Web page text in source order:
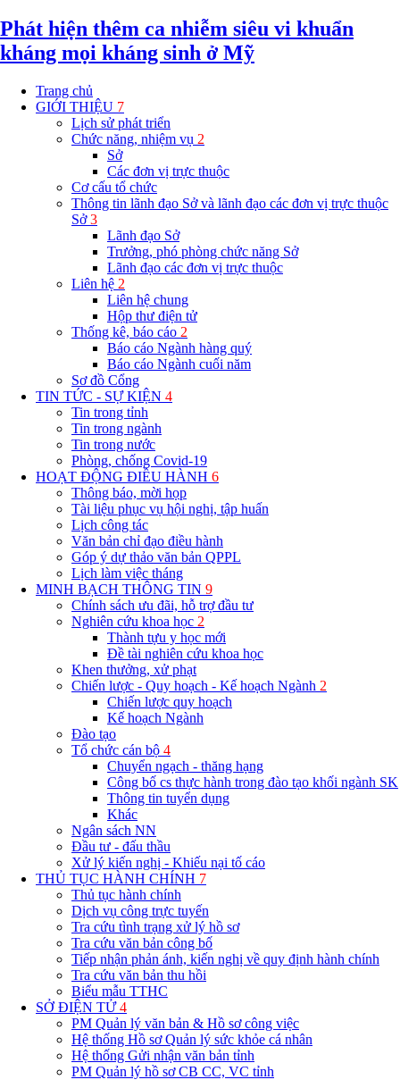
Phát hiện thêm ca nhiễm siêu vi khuẩn
kháng mọi kháng sinh ở Mỹ
Trang chủ
GIỚI THIỆU 7
Lịch sử phát triển
Chức năng, nhiệm vụ 2
Sở
Các đơn vị trực thuộc
Cơ cấu tổ chức
Thông tin lãnh đạo Sở và lãnh đạo các đơn vị trực thuộc
Sở3
Lãnh đạo Sở
Trưởng, phó phòng chức năng Sở
Lãnh đạo các đơn vị trực thuộc
Liên hệ 2
Liên hệ chung
Hộp thư điện tử
Thống kê, báo cáo 2
Báo cáo Ngành hàng quý
Báo cáo Ngành cuối năm
Sơ đồ Cổng
TIN TỨC - SỰ KIỆN 4
Tin trong tỉnh
Tin trong ngành
Tin trong nước
Phòng, chống Covid-19
HOẠT ĐỘNG ĐIỀU HÀNH 6
Thông báo, mời họp
Tài liệu phục vụ hội nghị, tập huấn
Lịch công tác
Văn bản chỉ đạo điều hành
Góp ý dự thảo văn bản QPPL
Lịch làm việc tháng
MINH BẠCH THÔNG TIN 9
Chính sách ưu đãi, hỗ trợ đầu tư
Nghiên cứu khoa học 2
Thành tựu y học mới
Đề tài nghiên cứu khoa học
Khen thưởng, xử phạt
Chiến lược - Quy hoạch - Kế hoạch Ngành 2
Chiến lược quy hoạch
Kế hoạch Ngành
Đào tạo
Tổ chức cán bộ 4
Chuyển ngạch - thăng hạng
Công bố cs thực hành trong đào tạo khối ngành SK
Thông tin tuyển dụng
Khác
Ngân sách NN
Đầu tư - đấu thầu
Xử lý kiến nghị - Khiếu nại tố cáo
THỦ TỤC HÀNH CHÍNH 7
Thủ tục hành chính
Dịch vụ công trực tuyến
Tra cứu tình trạng xử lý hồ sơ
Tra cứu văn bản công bố
Tiếp nhận phản ánh, kiến nghị về quy định hành chính
Tra cứu văn bản thu hồi
Biểu mẫu TTHC
SỞ ĐIỆN TỬ4
PM Quản lý văn bản & Hồ sơ công việc
Hệ thống Hồ sơ Quản lý sức khỏe cá nhân
Hệ thống Gửi nhận văn bản tỉnh
PM Quản lý hồ sơ CB CC, VC tỉnh